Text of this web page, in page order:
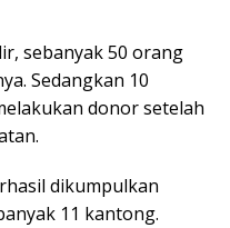
sebanyak 50 orang
Sedangkan 10
donor setelah
dikumpulkan
11 kantong.